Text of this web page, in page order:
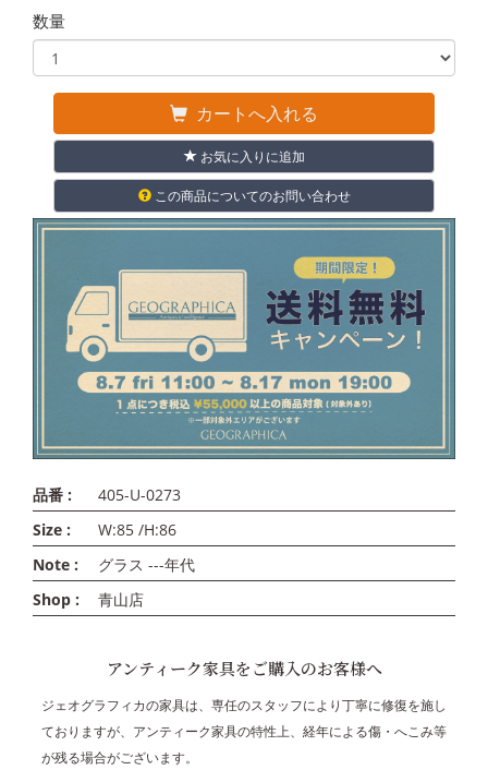
数量
カートへ入れる
お気に入りに追加
この商品についてのお問い合わせ
品番 :
405-U-0273
Size :
W:85 /H:86
Note :
グラス ---年代
Shop :
青山店
アンティーク家具をご購入のお客様へ
ジェオグラフィカの家具は、専任のスタッフにより丁寧に修復を施し
ておりますが、アンティーク家具の特性上、経年による傷・へこみ等
が残る場合がございます。